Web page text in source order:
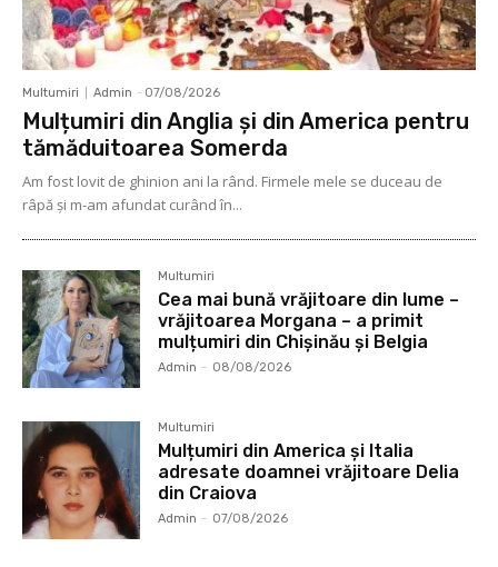
Multumiri Admin - 07/08/2026
Mulțumiri din Anglia și din America pentru
tămăduitoarea Somerda
Am fost lovit de ghinion ani la rând. Firmele mele se duceau de
râpă şi m-am afundat curând în...
Multumiri
Cea mai bună vrăjitoare din lume –
vrăjitoarea Morgana – a primit
mulțumiri din Chișinău și Belgia
Admin - 08/08/2026
Multumiri
Mulțumiri din America și Italia
adresate doamnei vrăjitoare Delia
din Craiova
Admin - 07/08/2026